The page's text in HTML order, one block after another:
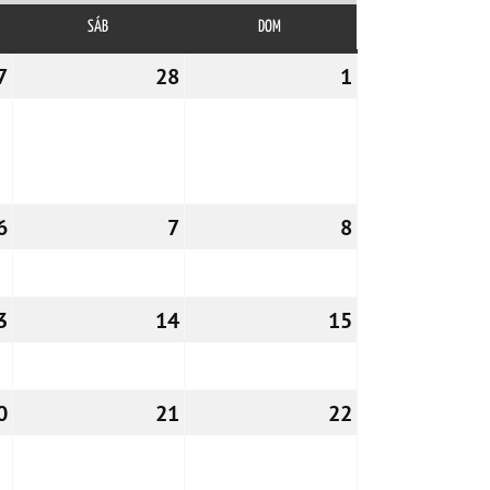
SÁBSÁBADO DOM
27/02/2026 2828/02/2026 1
06/03/2026 707/03/2026 808/03/2026
1414/03/2026 15
20/03/2026 21 22